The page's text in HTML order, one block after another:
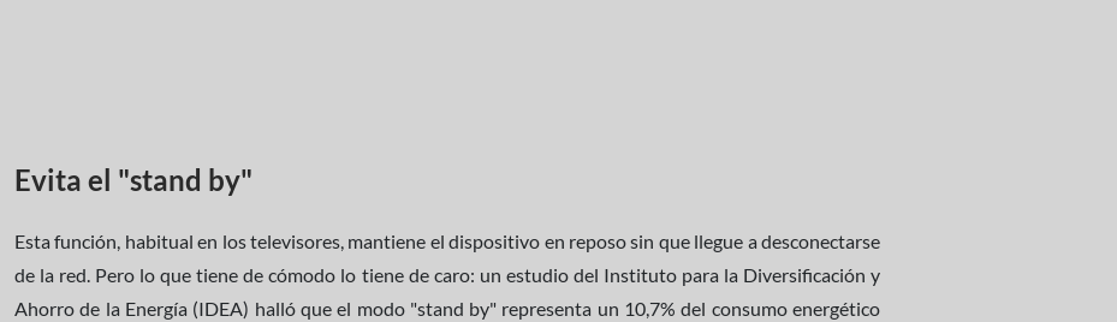
Evita el "stand by"
Esta función, habitual en los televisores, mantiene el dispositivo en reposo sin que llegue a desconectarse
de la red. Pero lo que tiene de cómodo lo tiene de caro: un estudio del Instituto para la Diversificación y
Ahorro de la Energía (IDEA) halló que el modo "stand by" representa un 10,7% del consumo energético